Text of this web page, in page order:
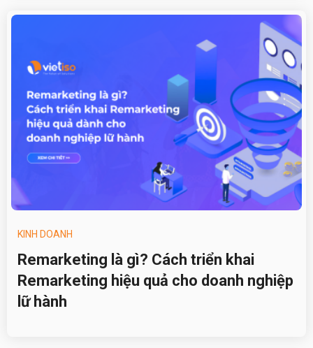
KINH DOANH
Remarketing là gì? Cách triển khai
Remarketing hiệu quả cho doanh nghiệp
lữ hành